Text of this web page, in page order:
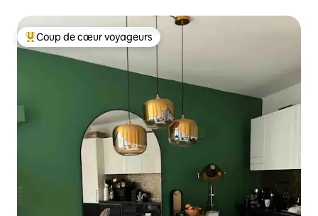
Coups de cœur voyageurs les plus appréciés
Coup de cœur voyageurs